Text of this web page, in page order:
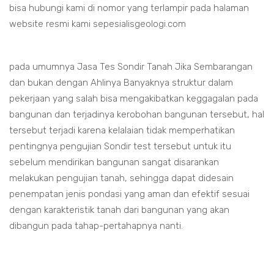
bisa hubungi kami di nomor yang terlampir pada halaman
website resmi kami sepesialisgeologi.com
pada umumnya Jasa Tes Sondir Tanah Jika Sembarangan
dan bukan dengan Ahlinya Banyaknya struktur dalam
pekerjaan yang salah bisa mengakibatkan keggagalan pada
bangunan dan terjadinya kerobohan bangunan tersebut, hal
tersebut terjadi karena kelalaian tidak memperhatikan
pentingnya pengujian Sondir test tersebut untuk itu
sebelum mendirikan bangunan sangat disarankan
melakukan pengujian tanah, sehingga dapat didesain
penempatan jenis pondasi yang aman dan efektif sesuai
dengan karakteristik tanah dari bangunan yang akan
dibangun pada tahap-pertahapnya nanti.